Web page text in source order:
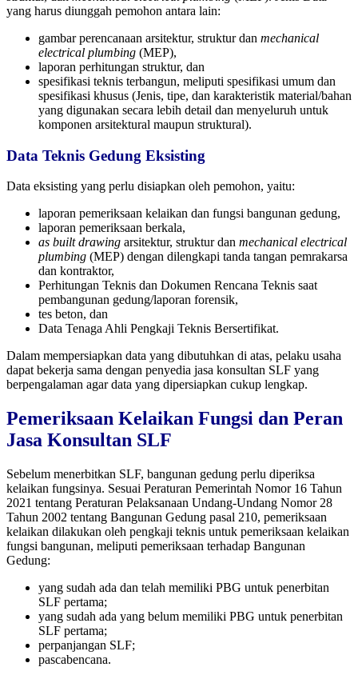
yang harus diunggah pemohon antara lain:
gambar perencanaan arsitektur, struktur dan mechanical
electrical plumbing (MEP),
laporan perhitungan struktur, dan
spesifikasi teknis terbangun, meliputi spesifikasi umum dan
spesifikasi khusus (Jenis, tipe, dan karakteristik material/bahan
yang digunakan secara lebih detail dan menyeluruh untuk
komponen arsitektural maupun struktural).
Data Teknis Gedung Eksisting
Data eksisting yang perlu disiapkan oleh pemohon, yaitu:
laporan pemeriksaan kelaikan dan fungsi bangunan gedung,
laporan pemeriksaan berkala,
as built drawing arsitektur, struktur dan mechanical electrical
plumbing (MEP) dengan dilengkapi tanda tangan pemrakarsa
dan kontraktor,
Perhitungan Teknis dan Dokumen Rencana Teknis saat
pembangunan gedung/laporan forensik,
tes beton, dan
Data Tenaga Ahli Pengkaji Teknis Bersertifikat.
Dalam mempersiapkan data yang dibutuhkan di atas, pelaku usaha
dapat bekerja sama dengan penyedia jasa konsultan SLF yang
berpengalaman agar data yang dipersiapkan cukup lengkap.
Pemeriksaan Kelaikan Fungsi dan Peran
Jasa Konsultan SLF
Sebelum menerbitkan SLF, bangunan gedung perlu diperiksa
kelaikan fungsinya. Sesuai Peraturan Pemerintah Nomor 16 Tahun
2021 tentang Peraturan Pelaksanaan Undang-Undang Nomor 28
Tahun 2002 tentang Bangunan Gedung pasal 210, pemeriksaan
kelaikan dilakukan oleh pengkaji teknis untuk pemeriksaan kelaikan
fungsi bangunan, meliputi pemeriksaan terhadap Bangunan
Gedung:
yang sudah ada dan telah memiliki PBG untuk penerbitan
SLF pertama;
yang sudah ada yang belum memiliki PBG untuk penerbitan
SLF pertama;
perpanjangan SLF;
pascabencana.